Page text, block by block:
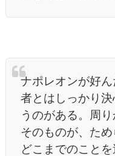
ナポレオンが好
者とはしっかり
うのがある。周
そのものが、ため
どこまでのこと